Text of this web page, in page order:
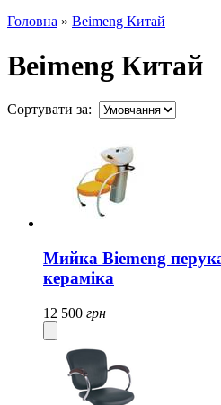
Головна » Beimeng Китай
Beimeng Китай
Сортувати за:
Мийка Biemeng
кераміка
12 500 грн